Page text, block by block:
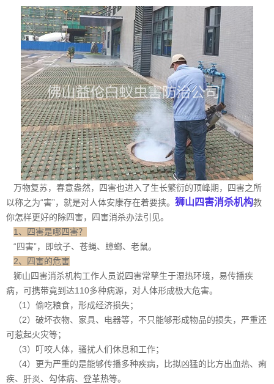
万物复苏，春意盎然，四害也进入了生长繁衍的顶峰期，四害之所
以称之为“害”，就是对人体安康存在着要挟。 狮山四害消杀机构教
你怎样更好的除四害，四害消杀办法引见。
1、四害是哪四害？
“四害”，即蚊子、苍蝇、蟑螂、老鼠。
2、四害的危害
狮山四害消杀机构工作人员说四害常孳生于湿热环境，易传播疾
病，可携带竟到达110多种病源，对人体形成极大危害。
（1）偷吃粮食，形成经济损失；
（2）破坏衣物、家具、电器等，不只能够形成物品的损失，严重还
可惹起火灾等；
（3）叮咬人体，骚扰人们休息和工作；
（4）更为严重的是能够传播多种疾病，比拟凶猛的比方出血热、痢
疾、肝炎、勾体病、登革热等。